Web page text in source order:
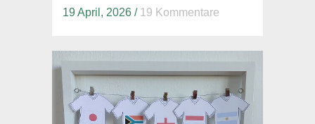
19 April, 2026 / 19 Kommentare